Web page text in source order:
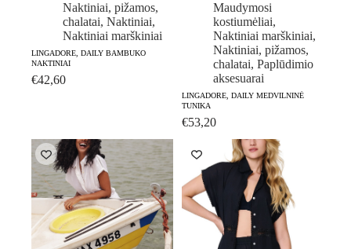
Naktiniai, pižamos,
chalatai, Naktiniai,
Naktiniai marškiniai
LINGADORE, DAILY BAMBUKO
NAKTINIAI
€42,60
Maudymosi
kostiumėliai,
Naktiniai marškiniai,
Naktiniai, pižamos,
chalatai, Paplūdimio
aksesuarai
LINGADORE, DAILY MEDVILNINĖ
TUNIKA
€53,20